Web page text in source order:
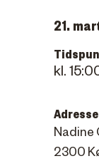
21.
Adresse
Nadine
2300